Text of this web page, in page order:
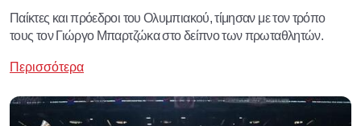
Παίκτες και πρόεδροι του Ολυμπιακού, τίμησαν με τον τρόπο
τους τον Γιώργο Μπαρτζώκα στο δείπνο των πρωταθλητών.
Περισσότερα